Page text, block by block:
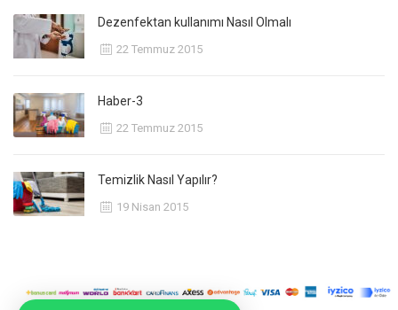
Dezenfektan kullanımı Nasıl Olmalı
22 Temmuz 2015
Haber-3
22 Temmuz 2015
Temizlik Nasıl Yapılır?
19 Nisan 2015